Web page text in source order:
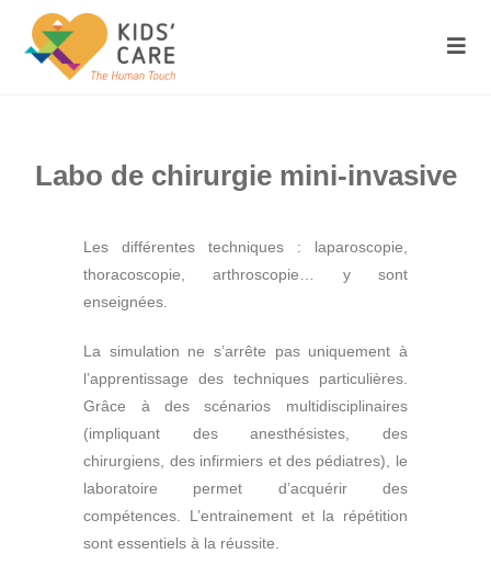
Labo de chirurgie mini-invasive
Les différentes techniques : laparoscopie,
thoracoscopie, arthroscopie… y sont
enseignées.
La simulation ne s’arrête pas uniquement à
l’apprentissage des techniques particulières.
Grâce à des scénarios multidisciplinaires
(impliquant des anesthésistes, des
chirurgiens, des infirmiers et des pédiatres), le
laboratoire permet d’acquérir des
compétences. L’entrainement et la répétition
sont essentiels à la réussite.